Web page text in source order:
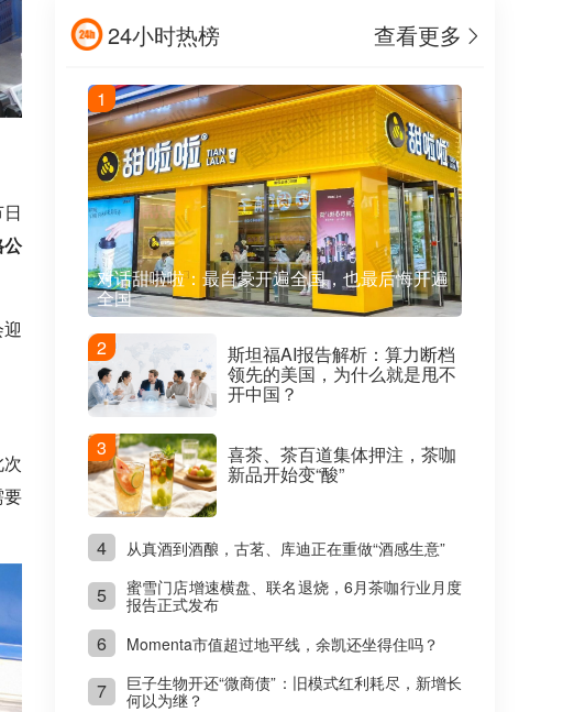
24小时热榜 查看更多
对话甜啦啦：最自豪开遍全国，也最后悔开遍
全国
1
斯坦福AI报告解析：算力断档
领先的美国，为什么就是甩不
开中国？
2
喜茶、茶百道集体押注，茶咖
新品开始变“酸”
3
4 从真酒到酒酿，古茗、库迪正在重做“酒感生意”
5
蜜雪门店增速横盘、联名退烧，6月茶咖行业月度
报告正式发布
6 Momenta市值超过地平线，余凯还坐得住吗？
7
巨子生物开还“微商债”：旧模式红利耗尽，新增长
何以为继？